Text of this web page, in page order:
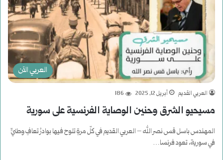
العربي الآن
العربي القديم أبريل 12, 2025 186
مسيحيو الشرق وحنين الوصاية الفرنسية على سورية
المهندس باسل قس نصر الله – العربي القديم في كلّ مرةٍ تلوح فيها بوادرُ تعافٍ وطنيٍّ
في سورية، تعود فرنسا…